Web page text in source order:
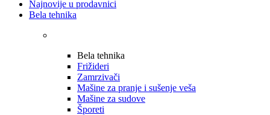
Najnovije u prodavnici
Bela tehnika
Bela tehnika
Frižideri
Zamrzivači
Mašine za pranje i sušenje veša
Mašine za sudove
Šporeti